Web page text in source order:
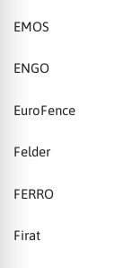
EMOS
ENGO
EuroFence
Felder
FERRO
Firat